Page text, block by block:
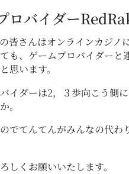
ロバイダー
皆さんはオンラインカジノ
も、ゲームプロバイダーと
思います。
イダーは2，３歩向こう側
。
でてんてんがみんなの代わ
しくお願いいたします。